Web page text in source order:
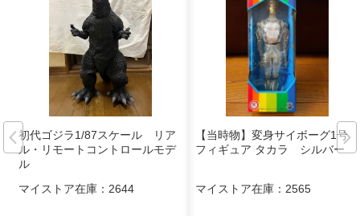
初代ゴジラ1/87スケール リア
ル・リモートコントロールモデ
ル
マイストア在庫： 2644
【当時物】変身サイボーグ1号
フィギュア タカラ シルバー
マイストア在庫： 2565